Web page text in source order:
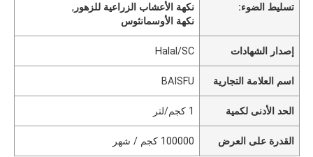
تسليط الضوء:
نكهة الأعشاب الزراعية للزهور ,
نكهة الأوسمانثوس
إصدار الشهادات Halal/SC
اسم العلامة التجارية BAISFU
الحد الأدنى لكمية 1 كجم/لتر
القدرة على العرض 100000 كجم / شهر